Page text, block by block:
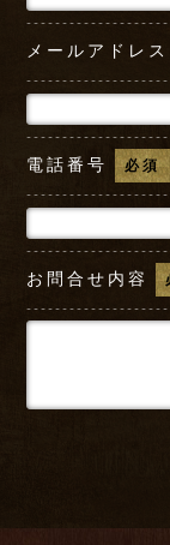
メールアドレス
電話番号 必須
お問合せ内容